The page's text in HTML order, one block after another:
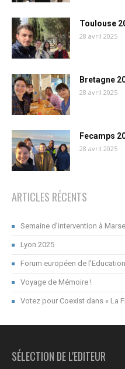
Toulouse
28 avril 2025
Bretagne
28 avril 2025
Fecamps
28 avril 2025
ARTICLES RÉCENTS
Semaine d’intervention à
Lyon 2025
Forum européen de
Voyage de Mémoire !
Votez pour Coexist dans « La
SÉLECTION DE L'EDITEUR